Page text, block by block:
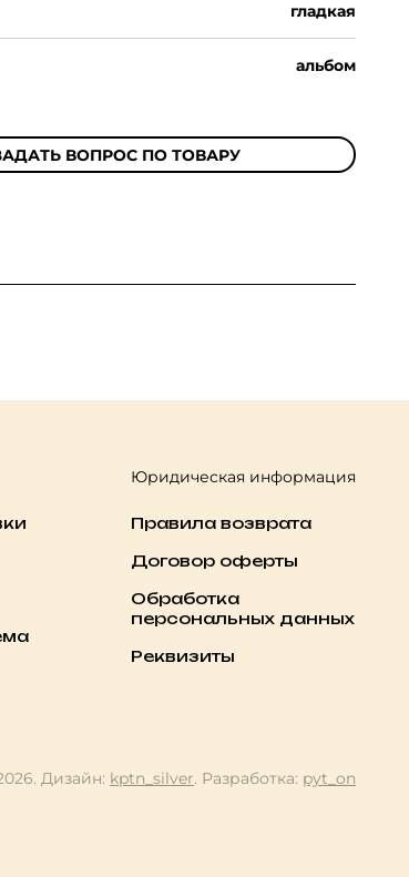
гладкая
альбом
ВОПРОС ПО ТОВАРУ
Юридическая информация
Правила возврата
Договор оферты
Обработка
персональных данных
Реквизиты
Дизайн: kptn_silver. Разработка: pyt_on